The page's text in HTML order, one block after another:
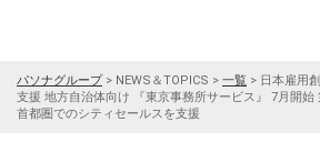
パソナグループ> NEWS＆TOPICS > 一覧 > 日本雇用
支援 地方自治体向け 『東京事務所サービス』 7月開
首都圏でのシティセールスを支援